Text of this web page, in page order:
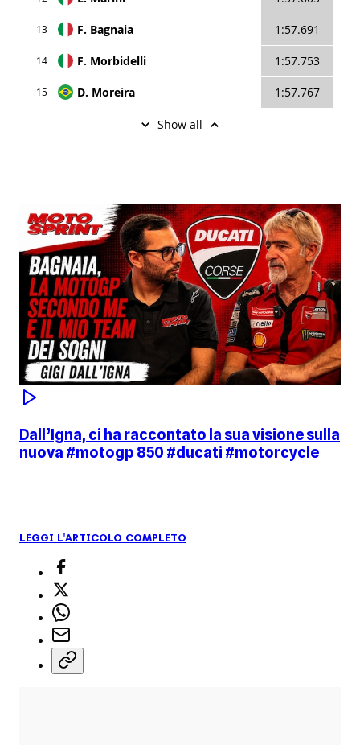
Dall’Igna, ci ha raccontato la sua visione sulla
nuova #motogp 850 #ducati #motorcycle
LEGGI L'ARTICOLO COMPLETO